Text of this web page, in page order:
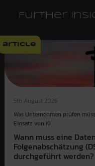
Further
article
5th August 2026
Was Unternehmen prüfen
Einsatz von KI
Wann muss eine
Folgenabschätzung
durchgeführt werden?